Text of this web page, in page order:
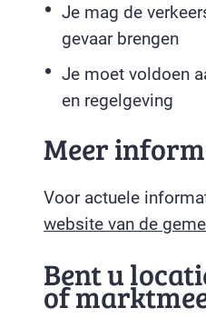
Je mag de
gevaar brengen
Je moet voldoen
en regelgeving
Meer
Voor actuele
website van de
Bent u
of